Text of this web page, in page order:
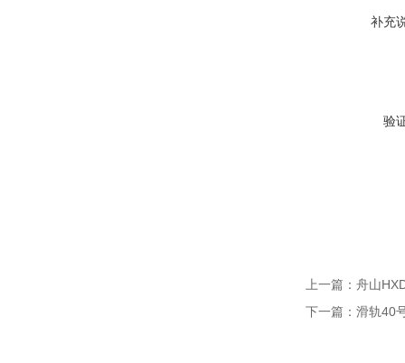
补充
验
上一篇： 舟山
下一篇： 滑轨40